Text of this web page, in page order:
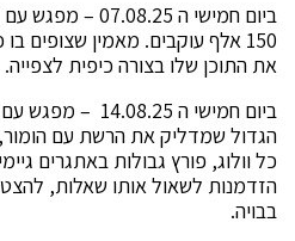
ביום חמישי ה 07.08.25 – מפגש עם
150 אלף עוקבים. מאמין שצופים
את התוכן שלו בצורה כיפית לצפייה.
ביום חמישי ה 14.08.25 – מפגש עם
הגדול שמדליק את הרשת עם
כל וולוג, פורץ גבולות באתגרים
הזדמנות לשאול אותו שאלות,
בבויה.